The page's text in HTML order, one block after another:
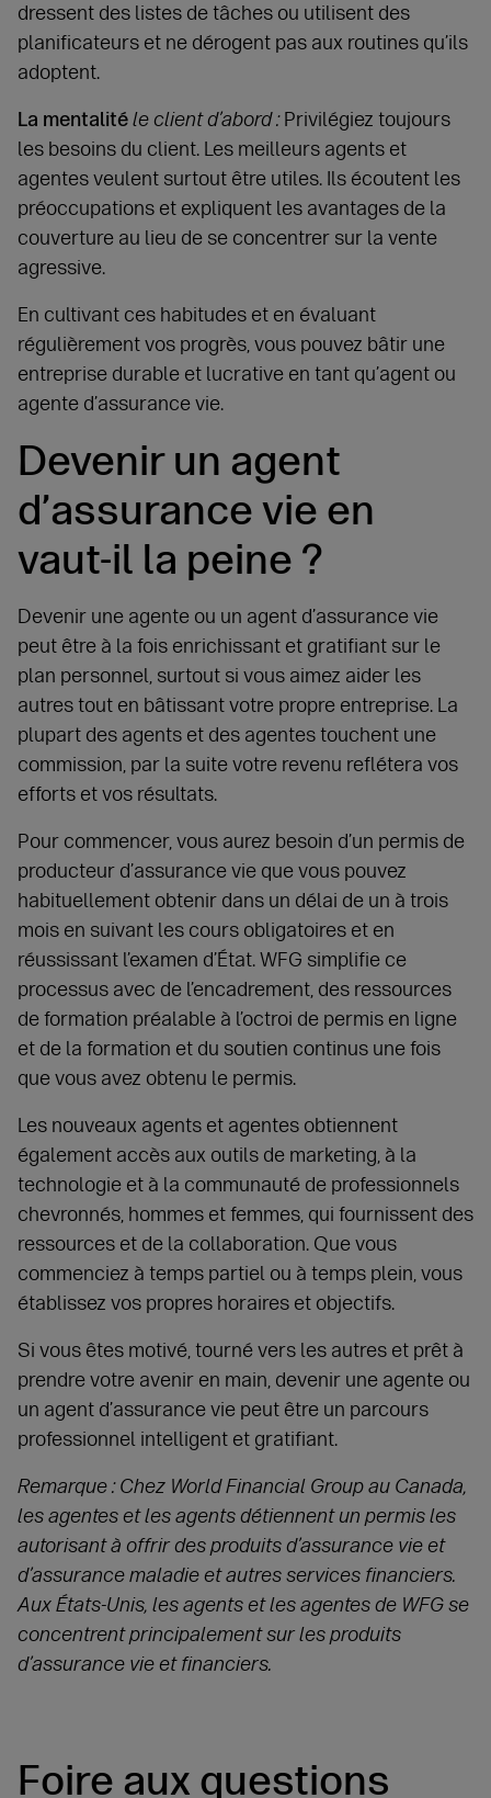
dressent des listes de tâches ou utilisent des
planificateurs et ne dérogent pas aux routines qu’ils
adoptent.
La mentalitéle client d’abord :Privilégiez toujours
les besoins du client. Les meilleurs agents et
agentes veulent surtout être utiles. Ils écoutent les
préoccupations et expliquent les avantages de la
couverture au lieu de se concentrer sur la vente
agressive.
En cultivant ces habitudes et en évaluant
régulièrement vos progrès, vous pouvez bâtir une
entreprise durable et lucrative en tant qu’agent ou
agente d’assurance vie.
Devenir un agent
d’assurance vie en
vaut-il la peine ?
Devenir une agente ou un agent d’assurance vie
peut être à la fois enrichissant et gratifiant sur le
plan personnel, surtout si vous aimez aider les
autres tout en bâtissant votre propre entreprise. La
plupart des agents et des agentes touchent une
commission, par la suite votre revenu reflétera vos
efforts et vos résultats.
Pour commencer, vous aurez besoin d’un permis de
producteur d’assurance vie que vous pouvez
habituellement obtenir dans un délai de un à trois
mois en suivant les cours obligatoires et en
réussissant l’examen d’État. WFG simplifie ce
processus avec de l’encadrement, des ressources
de formation préalable à l’octroi de permis en ligne
et de la formation et du soutien continus une fois
que vous avez obtenu le permis.
Les nouveaux agents et agentes obtiennent
également accès aux outils de marketing, à la
technologie et à la communauté de professionnels
chevronnés, hommes et femmes, qui fournissent des
ressources et de la collaboration. Que vous
commenciez à temps partiel ou à temps plein, vous
établissez vos propres horaires et objectifs.
Si vous êtes motivé, tourné vers les autres et prêt à
prendre votre avenir en main, devenir une agente ou
un agent d’assurance vie peut être un parcours
professionnel intelligent et gratifiant.
Remarque :Chez World Financial Group au Canada,
les agentes et les agents détiennent un permis les
autorisant à offrir des produits d’assurance vie et
d’assurance maladie et autres services financiers.
Aux États-Unis, les agents et les agentes de WFG se
concentrent principalement sur les produits
d’assurance vie et financiers.
Foire aux questions